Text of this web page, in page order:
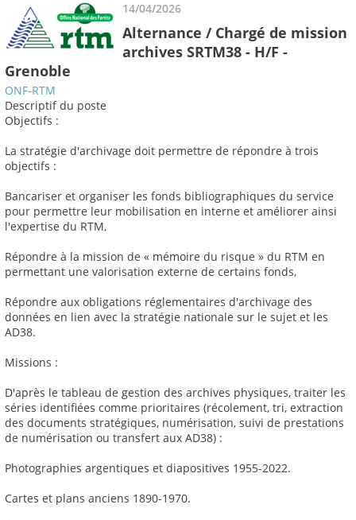
14/04/2026
Alternance / Chargé de mission
archives SRTM38 - H/F -
Grenoble
ONF-RTM
Descriptif du poste
Objectifs :
La stratégie d'archivage doit permettre de répondre à trois
objectifs :
Bancariser et organiser les fonds bibliographiques du service
pour permettre leur mobilisation en interne et améliorer ainsi
l'expertise du RTM,
Répondre à la mission de « mémoire du risque » du RTM en
permettant une valorisation externe de certains fonds,
Répondre aux obligations réglementaires d'archivage des
données en lien avec la stratégie nationale sur le sujet et les
AD38.
Missions :
D'après le tableau de gestion des archives physiques, traiter les
séries identifiées comme prioritaires (récolement, tri, extraction
des documents stratégiques, numérisation, suivi de prestations
de numérisation ou transfert aux AD38) :
Photographies argentiques et diapositives 1955-2022.
Cartes et plans anciens 1890-1970.